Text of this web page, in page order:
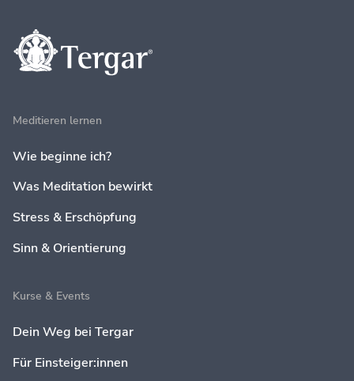
Meditieren lernen
Wie beginne ich?
Was Meditation bewirkt
Stress & Erschöpfung
Sinn & Orientierung
Kurse & Events
Dein Weg bei Tergar
Für Einsteiger:innen